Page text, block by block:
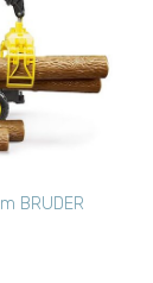
BRUDER